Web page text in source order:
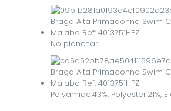
No planchar
Polyamide:43%, Polyester:21%,